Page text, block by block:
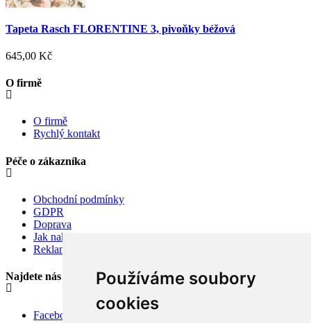
Používáme soubory
cookies
Tapeta Rasch FLORENTINE 3, pivoňky béžová
645,00 Kč
O firmě
O firmě
Rychlý kontakt
Péče o zákazníka
Obchodní podmínky
GDPR
Doprava
Jak nakupovat
Reklamace
Najdete nás
Facebook